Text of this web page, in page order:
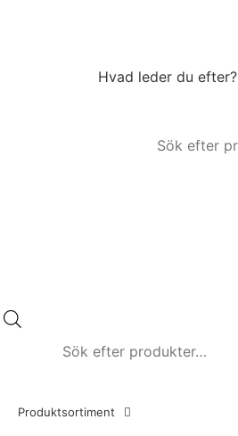
Hvad leder du efter?
Produktsortiment